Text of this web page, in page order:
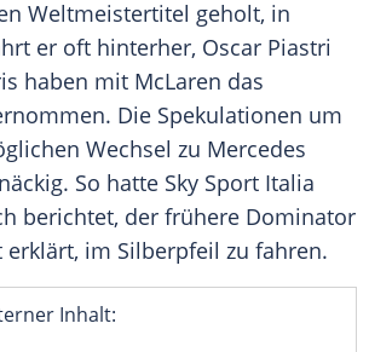
Weltmeistertitel geholt, in
er oft hinterher, Oscar Piastri
haben mit McLaren das
Die Spekulationen um
Wechsel zu Mercedes
So hatte Sky Sport Italia
berichtet, der frühere Dominator
erklärt, im Silberpfeil zu fahren.
Inhalt: